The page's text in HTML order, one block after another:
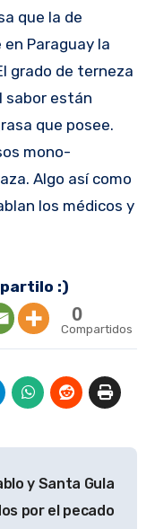
que la de
Paraguay la
grado de terneza
sabor están
que posee.
mono-
Algo así como
los médicos y
:)
0
Compartidos
y Santa Gula
por el pecado